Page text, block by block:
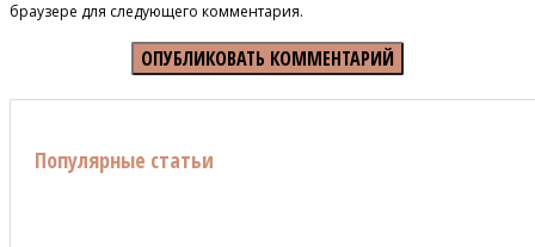
браузере для следующего комментария.
Популярные статьи